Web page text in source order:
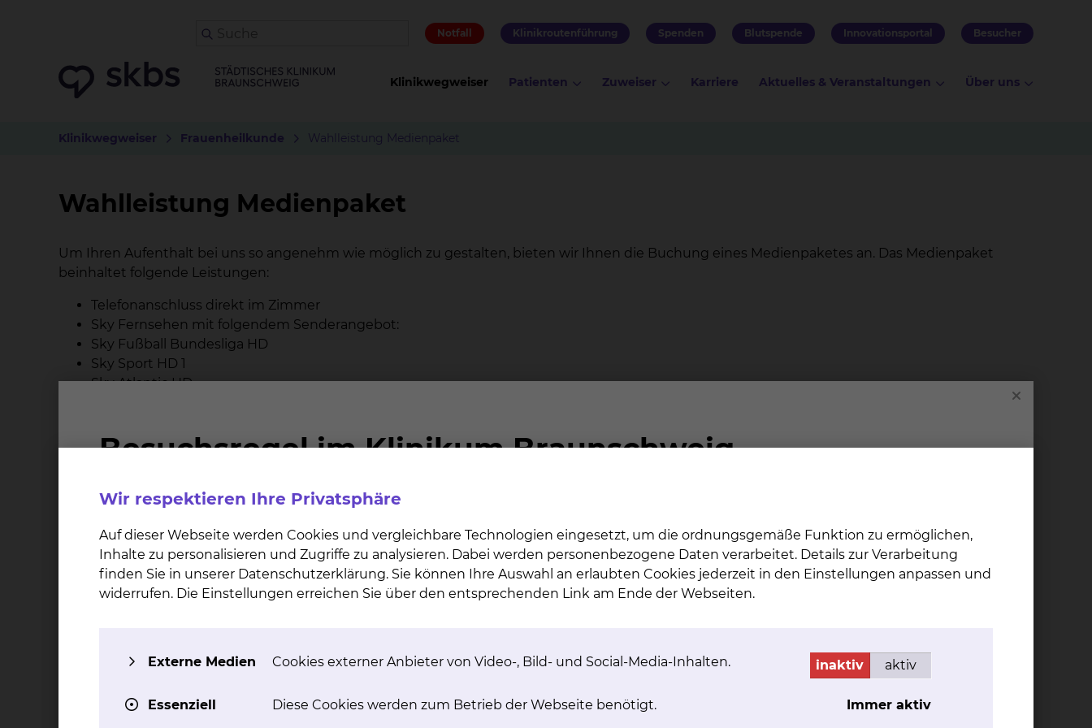
Notfall Klinikroutenführung Spenden Blutspende Innovationsportal Besucher
Klinikwegweiser Patienten Zuweiser Karriere Aktuelles & Veranstaltungen Über uns
Klinikwegweiser Frauenheilkunde Wahlleistung Medienpaket
Wahlleistung Medienpaket
Um Ihren Aufenthalt bei uns so angenehm wie möglich zu gestalten, bieten wir Ihnen die Buchung eines Medienpaketes an. Das Medienpaket
beinhaltet folgende Leistungen:
Telefonanschluss direkt im Zimmer
Sky Fernsehen mit folgendem Senderangebot:
Sky Fußball Bundesliga HD
Sky Sport HD 1
Sky Atlantic HD
Die entstandenen Gebühren für Telefon und Medienpaket werden Ihnen nach Ihrer Entlassung in Rechnung gestellt. Bitte haben Sie Verständnis,
abgegolten. Die entstandenen Gesprächsgebühren werden Ihnen gesondert in Rechnung gestellt. Die Kosten für das Medienpaket betragen 3 €
pro Tag zzgl. 0,10 € pro Gesprächseinheit.
Wichtiger Hinweis
Abschlagszahlungen bei Inanspruchnahme von Wahlleistungen
Wir respektieren Ihre Privatsphäre
Auf dieser Webseite werden Cookies und vergleichbare Technologien eingesetzt, um die ordnungsgemäße Funktion zu ermöglichen,
Inhalte zu personalisieren und Zugriffe zu analysieren. Dabei werden personenbezogene Daten verarbeitet. Details zur Verarbeitung
finden Sie in unserer Datenschutzerklärung. Sie können Ihre Auswahl an erlaubten Cookies jederzeit in den Einstellungen anpassen und
widerrufen. Die Einstellungen erreichen Sie über den entsprechenden Link am Ende der Webseiten.
Externe Medien Cookies externer Anbieter von Video-, Bild- und Social-Media-Inhalten. inaktiv aktiv
Essenziell Diese Cookies werden zum Betrieb der Webseite benötigt. Immer aktiv